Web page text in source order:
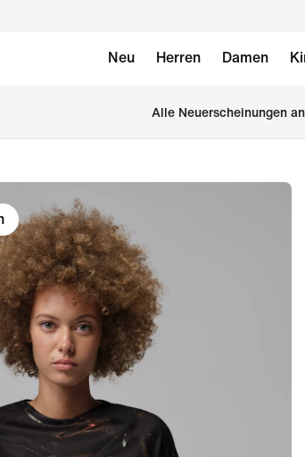
Neu Herren Damen
Alle Neuerscheinungen